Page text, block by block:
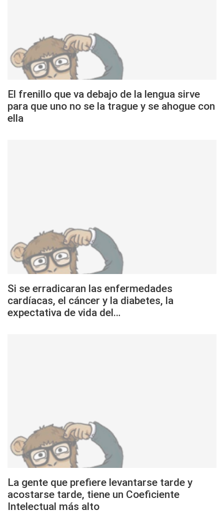
El frenillo que va debajo de la lengua sirve
para que uno no se la trague y se ahogue con
ella
Si se erradicaran las enfermedades
cardíacas, el cáncer y la diabetes, la
expectativa de vida del…
La gente que prefiere levantarse tarde y
acostarse tarde, tiene un Coeficiente
Intelectual más alto